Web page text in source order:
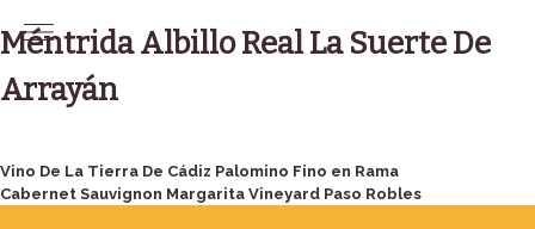
to
content
Méntrida Albillo Real La Suerte De
Arrayán
Post
navigation
Vino De La Tierra De Cádiz Palomino Fino en Rama
Cabernet Sauvignon Margarita Vineyard Paso Robles